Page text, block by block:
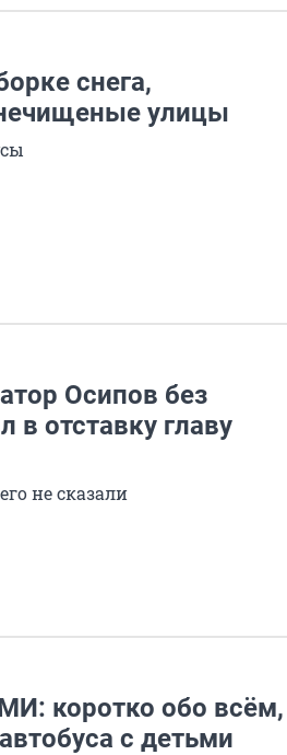
снега,
нечищеные улицы
Осипов без
в отставку главу
не сказали
коротко обо всём,
с детьми